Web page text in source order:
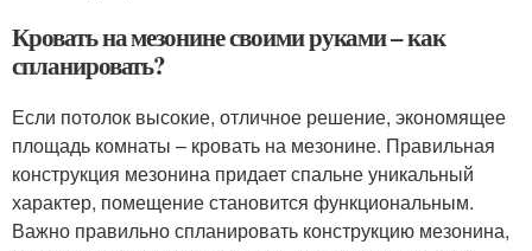
Кровать на мезонине своими руками – как
спланировать?
Если потолок высокие, отличное решение, экономящее
площадь комнаты – кровать на мезонине. Правильная
конструкция мезонина придает спальне уникальный
характер, помещение становится функциональным.
Важно правильно спланировать конструкцию мезонина,